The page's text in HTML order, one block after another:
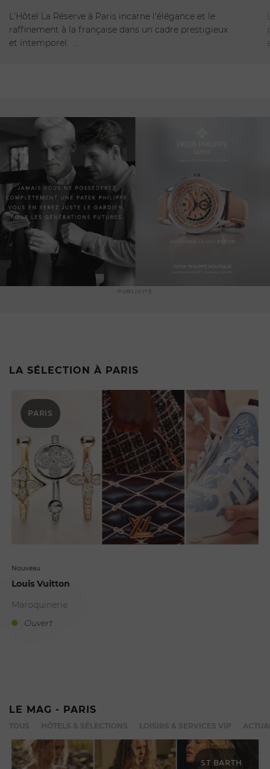
L'Hôtel La Réserve à Paris incarne l'élégance et le
raffinement à la française dans un cadre prestigieux
et intemporel. …
LA SÉLECTION À PARIS
PARIS
Nouveau
Louis Vuitton
Maroquinerie
Ouvert
LE MAG - PARIS
HÔTELS & SÉLECTIONS
ST BARTH